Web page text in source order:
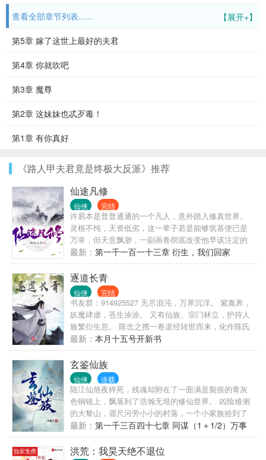
【展开+】
查看全部章节列表......
第5章 嫁了这世上最好的夫君
第4章 你就吹吧
第3章 魔尊
第2章 这妹妹也忒歹毒！
第1章 有你真好
《路人甲夫君竟是终极大反派》推荐
仙途凡修
仙侠 完结
许易本是普普通通的一个凡人，意外踏入修真世界。
灵根不纯，天资低劣，这一辈子若是能够筑基便已是
万幸，但天意飘渺，一副画卷彻底改变他早该注定的
未来。写入基础练气决，获得中品功法纳气术。写入
低阶神行符，获得中阶神风符。写入二品聚灵丹方，
获得三品凝元丹方。用草药残渣画了一株七寒草，获
得一株完整的七寒草。画了一柄剑，许易的飞剑法器
被增强了。画了一幅阵法，破阵布阵的方法出现
了。......在这天骄辈出的修真世界，许易一介凡修，逐
步登顶大道巅峰。
最新： 第一千一百一十三章 衍生，我们回家
逐道长青
仙侠 完结
书友群：914925527 无尽混沌，万界沉浮。 紫胤界，
妖魔肆虐，苍生涂涂。 又有仙族、宗门林立，护持人
族繁衍生息。 陈念之携一卷道经转世而来，化作陈氏
仙族弟子，从此踏上了艰辛修行，逐道长青之路。
PS：百万字老书高订近万，质量有保证，放心追书。
最新： 本月十五号开新书
玄鉴仙族
仙侠 连载
陆江仙熬夜猝死，残魂却附在了一面满是裂痕的青灰
色铜镜上，飘落到了浩瀚无垠的修仙世界。 凶险难测
的大黎山，眉尺河旁小小的村落，一个小家族拾到了
这枚镜子，于是传仙道授仙法，开启波澜壮阔的新时
代。 (家族修仙，不圣母，种田，无系统，群像文)
最新： 第一千三百四十七章 同谋（1＋1/2）万事
达孙铭浩白银盟加更1/2
洪荒：我昊天绝不退位